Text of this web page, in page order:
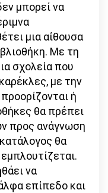
μπορεί να
μια αίθουσα
Με τη
σχολεία που
με την
ή
θα πρέπει
προς ανάγνωση
θα
να
επίπεδο και